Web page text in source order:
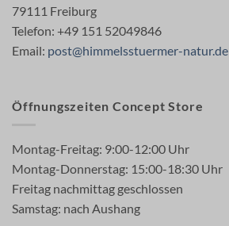
79111 Freiburg
Telefon: +49 151 52049846
Email: post@himmelsstuermer-natur.de
Öffnungszeiten Concept Store
Montag-Freitag: 9:00-12:00 Uhr
Montag-Donnerstag: 15:00-18:30 Uhr
Freitag nachmittag geschlossen
Samstag: nach Aushang